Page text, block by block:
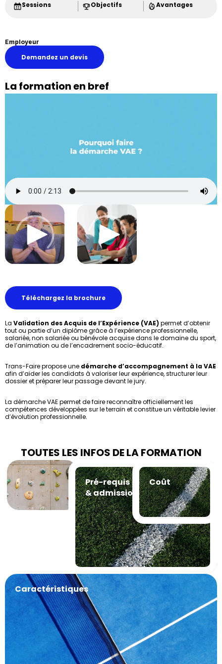
Sessions Objectifs Avantages
Employeur
Demandez un devis
La formation en bref
Téléchargez la brochure
La Validation des Acquis de l’Expérience (VAE) permet d’obtenir
tout ou partie d’un diplôme grâce à l’expérience professionnelle,
salariée, non salariée ou bénévole acquise dans le domaine du sport,
de l’animation ou de l’encadrement socio-éducatif.
Trans-Faire propose une démarche d’accompagnement à la VAE
afin d’aider les candidats à valoriser leur expérience, structurer leur
dossier et préparer leur passage devant le jury.
La démarche VAE permet de faire reconnaître officiellement les
compétences développées sur le terrain et constitue un véritable levier
d’évolution professionnelle.
TOUTES LES INFOS DE LA FORMATION
Coût
Pré-requis
& admission
Profils concernés
Caractéristiques